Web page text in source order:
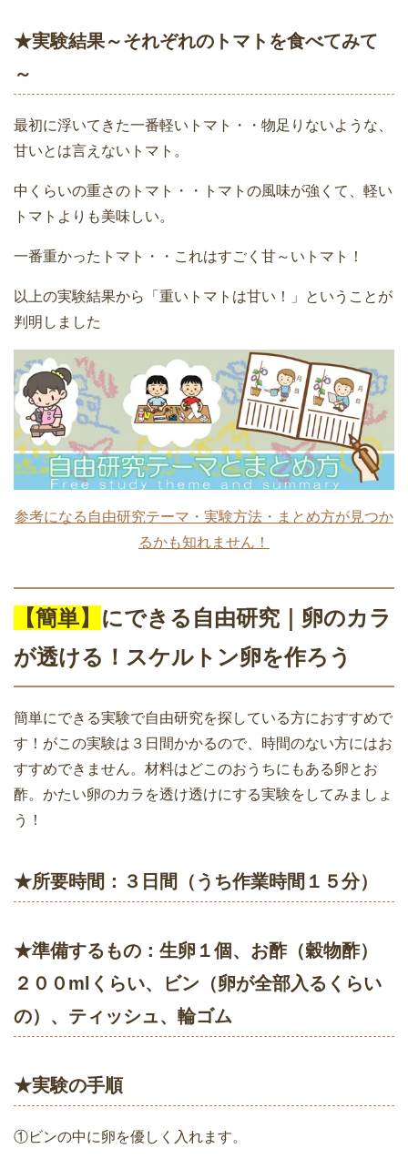
★実験結果～それぞれのトマトを食べてみて
～
最初に浮いてきた一番軽いトマト・・物足りないような、
甘いとは言えないトマト。
中くらいの重さのトマト・・トマトの風味が強くて、軽い
トマトよりも美味しい。
一番重かったトマト・・これはすごく甘～いトマト！
以上の実験結果から「重いトマトは甘い！」ということが
判明しました
参考になる自由研究テーマ・実験方法・まとめ方が見つか
るかも知れません！
【簡単】 にできる 自由研究｜ 卵のカラ
が透ける！スケルトン卵を作ろう
簡単にできる実験で自由研究を探している方におすすめで
す！がこの実験は３日間かかるので、時間のない方にはお
すすめできません。材料はどこのおうちにもある卵とお
酢。かたい卵のカラを透け透けにする実験をしてみましょ
う！
★所要時間：３日間（うち作業時間１５分）
★準備するもの：生卵１個、お酢（穀物酢）
２００mlくらい、ビン（卵が全部入るくらい
の）、ティッシュ、輪ゴム
★実験の手順
①ビンの中に卵を優しく入れます。